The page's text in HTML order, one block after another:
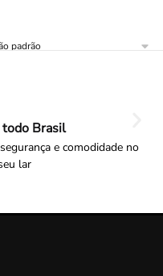
Brasil
e comodidade no
lar